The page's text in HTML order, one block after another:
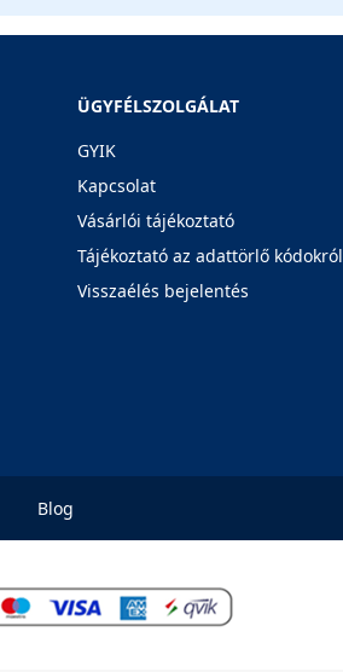
ÜGYFÉLSZOLGÁLAT
GYIK
Kapcsolat
Vásárlói tájékoztató
Tájékoztató az adattörlő kódokról
Visszaélés bejelentés
Blog